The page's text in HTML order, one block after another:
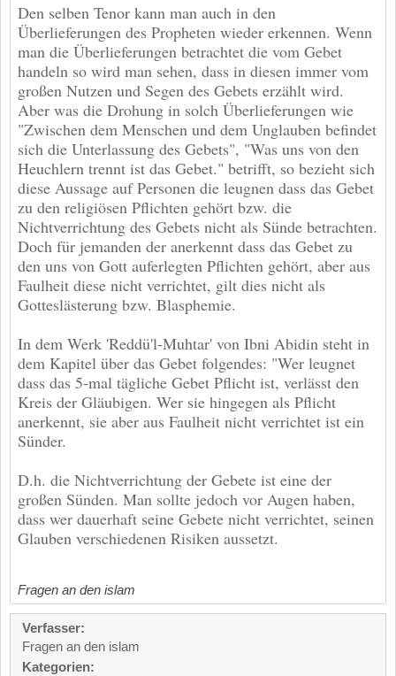
Den selben Tenor kann man auch in den
Überlieferungen des Propheten wieder erkennen. Wenn
man die Überlieferungen betrachtet die vom Gebet
handeln so wird man sehen, dass in diesen immer vom
großen Nutzen und Segen des Gebets erzählt wird.
Aber was die Drohung in solch Überlieferungen wie
"Zwischen dem Menschen und dem Unglauben befindet
sich die Unterlassung des Gebets", "Was uns von den
Heuchlern trennt ist das Gebet." betrifft, so bezieht sich
diese Aussage auf Personen die leugnen dass das Gebet
zu den religiösen Pflichten gehört bzw. die
Nichtverrichtung des Gebets nicht als Sünde betrachten.
Doch für jemanden der anerkennt dass das Gebet zu
den uns von Gott auferlegten Pflichten gehört, aber aus
Faulheit diese nicht verrichtet, gilt dies nicht als
Gotteslästerung bzw. Blasphemie.
In dem Werk 'Reddü'l-Muhtar' von Ibni Abidin steht in
dem Kapitel über das Gebet folgendes: "Wer leugnet
dass das 5-mal tägliche Gebet Pflicht ist, verlässt den
Kreis der Gläubigen. Wer sie hingegen als Pflicht
anerkennt, sie aber aus Faulheit nicht verrichtet ist ein
Sünder.
D.h. die Nichtverrichtung der Gebete ist eine der
großen Sünden. Man sollte jedoch vor Augen haben,
dass wer dauerhaft seine Gebete nicht verrichtet, seinen
Glauben verschiedenen Risiken aussetzt.
Fragen an den islam
Verfasser:
Fragen an den islam
Kategorien: